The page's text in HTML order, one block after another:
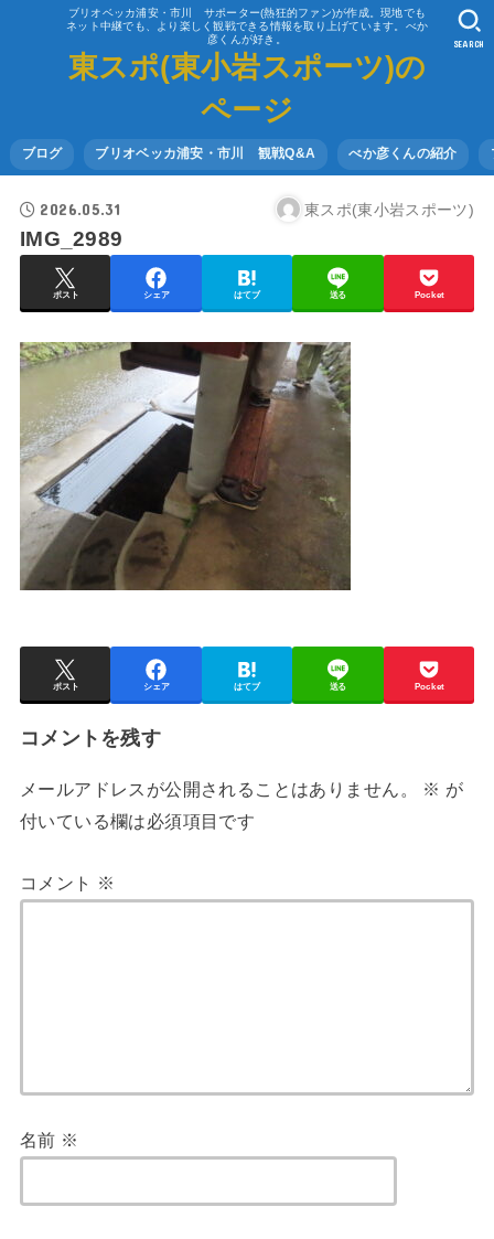
ブリオベッカ浦安・市川 サポーター(熱狂的ファン)が作成。現地でも
ネット中継でも、より楽しく観戦できる情報を取り上げています。べか
彦くんが好き。
東スポ(東小岩スポーツ)の
ページ
ブログ ブリオベッカ浦安・市川 観戦Q&A べか彦くんの紹介
SEARCH
2026.05.31 東スポ(東小岩スポーツ)
IMG_2989
ポスト シェア はてブ 送る Pocket
ポスト シェア はてブ 送る Pocket
コメントを残す
メールアドレスが公開されることはありません。 ※ が
付いている欄は必須項目です
コメント ※
名前 ※